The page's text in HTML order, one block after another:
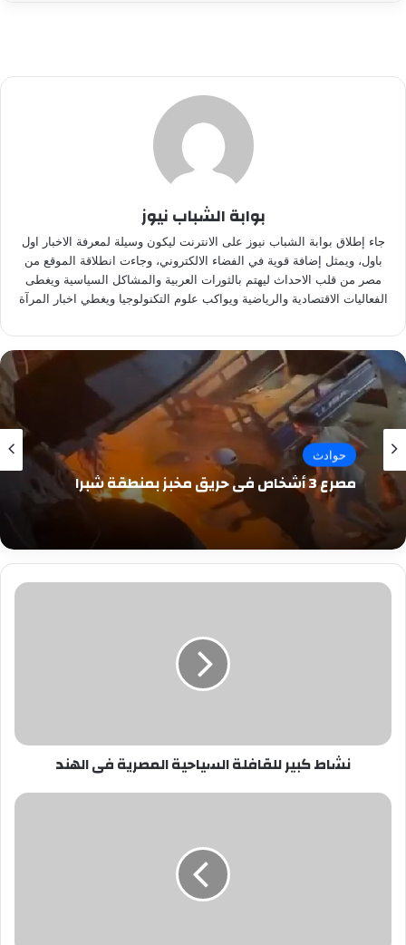
بوابة الشباب نيوز
جاء إطلاق بوابة الشباب نيوز على الانترنت ليكون وسيلة لمعرفة الاخبار اول
باول، ويمثل إضافة قوية في الفضاء الالكتروني، وجاءت انطلاقة الموقع من
مصر من قلب الاحداث ليهتم بالثورات العربية والمشاكل السياسية ويغطى
الفعاليات الاقتصادية والرياضية ويواكب علوم التكنولوجيا ويغطي اخبار المرآة
حوادث
مصرع 3 أشخاص في حريق مخبز بمنطقة شبرا
نشاط
نشاط كبير للقافلة السياحية المصرية فى الهند
وزير